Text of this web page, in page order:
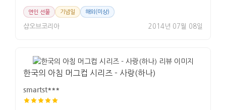
연인 선물 기념일 해외(미상)
샵오브코리아 2014년 07월 08일
한국의 아침 머그컵 시리즈 - 사랑(하나)
smartst***